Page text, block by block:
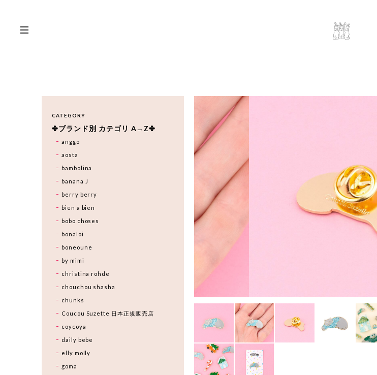
CATEGORY
✤ブランド別 カテゴリ A→Z✤
anggo
aosta
bambolina
banana J
berry berry
bien a bien
bobo choses
bonaloi
boneoune
by mimi
christina rohde
chouchou shasha
chunks
Coucou Suzette 日本正規販売店
coycoya
daily bebe
elly molly
goma